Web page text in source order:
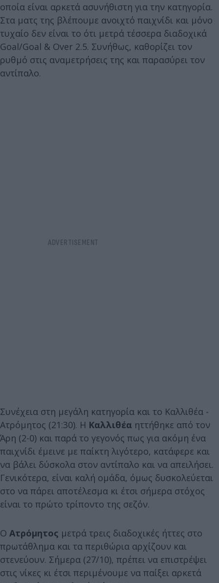
οποία είναι αρκετά ασυνήθιστη για την κατηγορία.
Στα ματς της βλέπουμε ανοιχτό παιχνίδι και μόνο
τυχαίο δεν είναι το ότι μετρά τέσσερα διαδοχικά
Goal/Goal & Over 2.5. Συνήθως, καθορίζει τον
ρυθμό στις αναμετρήσεις της και παρασύρει τον
αντίπαλο.
Συνέχεια στη μεγάλη κατηγορία και το Καλλιθέα -
Ατρόμητος (21:30). Η Καλλιθέα ηττήθηκε από τον
Άρη (2-0) και παρά το γεγονός πως για ακόμη ένα
παιχνίδι έμεινε με παίκτη λιγότερο, κατάφερε και
να βάλει δύσκολα στον αντίπαλο και να απειλήσει.
Γενικότερα, είναι καλή ομάδα, όμως δυσκολεύεται
στο να πάρει αποτέλεσμα κι έτσι σήμερα στόχος
είναι το πρώτο τρίποντο της σεζόν.
Ο Ατρόμητος μετρά τρεις διαδοχικές ήττες στο
πρωτάθλημα και τα περιθώρια αρχίζουν και
στενεύουν. Σήμερα (27/10), πρέπει να επιστρέψει
στις νίκες κι έτσι περιμένουμε να παίξει αρκετά